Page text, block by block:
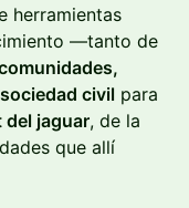
herramientas
—tanto de
civil para
del jaguar, de la
que allí